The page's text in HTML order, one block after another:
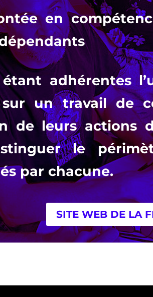
en
adhérentes
sur un travail de
de leurs actions
le
par chacune.
SITE WEB DE LA